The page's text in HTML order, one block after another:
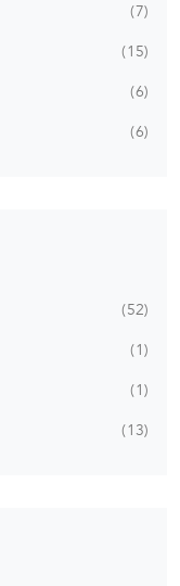
7
15
6
6
52
1
1
13